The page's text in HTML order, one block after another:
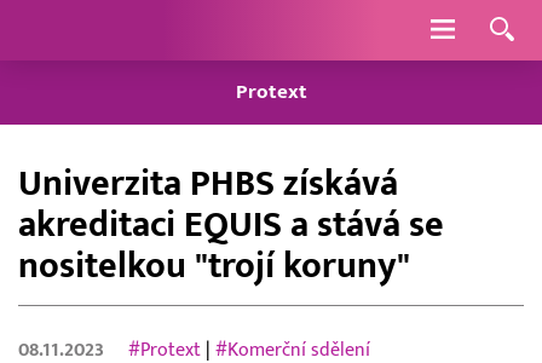
Navigace
Protext
Univerzita PHBS získává
akreditaci EQUIS a stává se
nositelkou "trojí koruny"
08.11.2023 #Protext |#Komerční sdělení